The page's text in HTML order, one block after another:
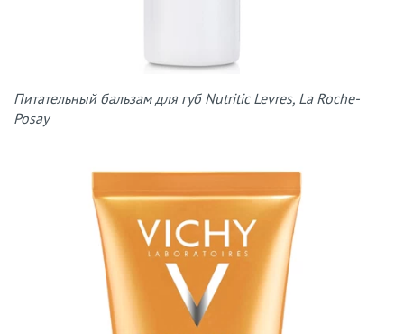
Питательный бальзам для губ Nutritic Levres, La Roche-
Posay